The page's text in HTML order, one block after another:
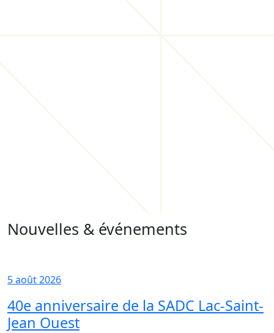
Nouvelles & événements
5 août 2026
40e anniversaire de la SADC Lac-Saint-
Jean Ouest